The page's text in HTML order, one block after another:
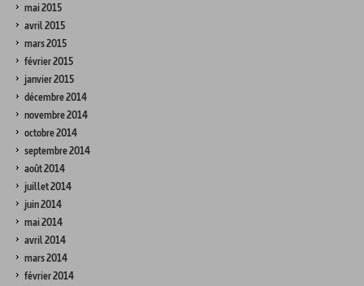
mai 2015
avril 2015
mars 2015
février 2015
janvier 2015
décembre 2014
novembre 2014
octobre 2014
septembre 2014
août 2014
juillet 2014
juin 2014
mai 2014
avril 2014
mars 2014
février 2014